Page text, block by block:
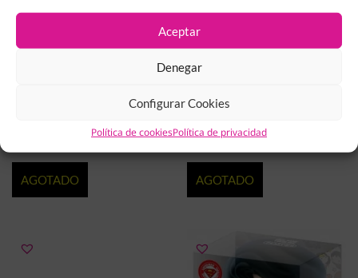
Aceptar
Denegar
Configurar Cookies
Política de cookiesPolítica de privacidad
BLANCANIEVES QPOSKET
AGOTADO
MININJA NARUTO SHIPPUDEN
14.95
AGOTADO